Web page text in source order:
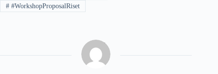
##WorkshopProposalRiset